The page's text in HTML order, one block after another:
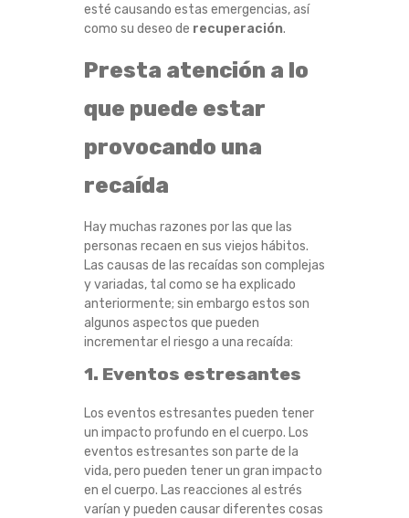
esté causando estas emergencias, así
como su deseo de recuperación.
Presta atención a lo
que puede estar
provocando una
recaída
Hay muchas razones por las que las
personas recaen en sus viejos hábitos.
Las causas de las recaídas son complejas
y variadas, tal como se ha explicado
anteriormente; sin embargo estos son
algunos aspectos que pueden
incrementar el riesgo a una recaída:
1. Eventos estresantes
Los eventos estresantes pueden tener
un impacto profundo en el cuerpo. Los
eventos estresantes son parte de la
vida, pero pueden tener un gran impacto
en el cuerpo. Las reacciones al estrés
varían y pueden causar diferentes cosas